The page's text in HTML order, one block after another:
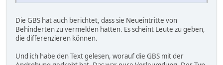
Die GBS hat auch berichtet, dass sie Neueintritte von
Behinderten zu vermelden hatten. Es scheint Leute zu geben,
die differenzieren können.
Und ich habe den Text gelesen, worauf die GBS mit der